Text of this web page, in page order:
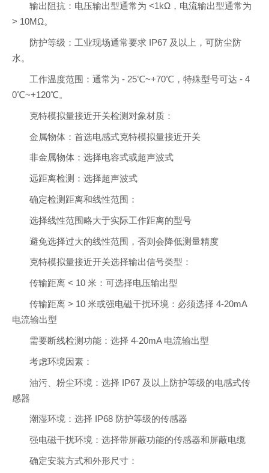
输出阻抗：电压输出型通常为 <1kΩ，电流输出型通常为
> 10MΩ。
防护等级：工业现场通常要求 IP67 及以上，可防尘防
水。
工作温度范围：通常为 - 25℃~+70℃，特殊型号可达 - 4
0℃~+120℃。
克特模拟量接近开关检测对象材质：
金属物体：首选电感式克特模拟量接近开关
非金属物体：选择电容式或超声波式
远距离检测：选择超声波式
确定检测距离和线性范围：
选择线性范围略大于实际工作距离的型号
避免选择过大的线性范围，否则会降低测量精度
克特模拟量接近开关选择输出信号类型：
传输距离 < 10 米：可选择电压输出型
传输距离 > 10 米或强电磁干扰环境：必须选择 4-20mA
电流输出型
需要断线检测功能：选择 4-20mA 电流输出型
考虑环境因素：
油污、粉尘环境：选择 IP67 及以上防护等级的电感式传
感器
潮湿环境：选择 IP68 防护等级的传感器
强电磁干扰环境：选择带屏蔽功能的传感器和屏蔽电缆
确定安装方式和外形尺寸：